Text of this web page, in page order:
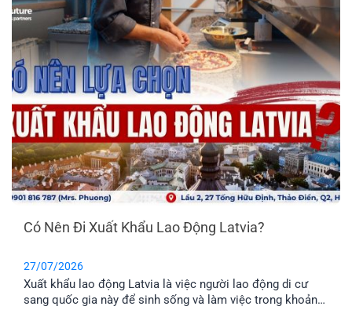
Có Nên Đi Xuất Khẩu Lao Động Latvia?
27/07/2026
Xuất khẩu lao động Latvia là việc người lao động di cư
sang quốc gia này để sinh sống và làm việc trong khoản